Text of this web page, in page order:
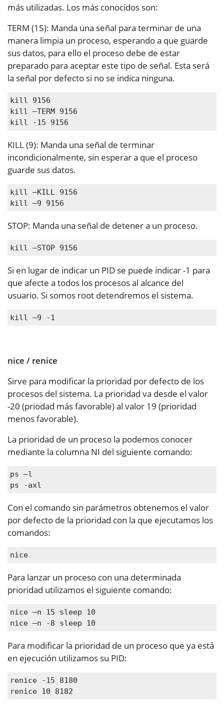
más utilizadas. Los más conocidos son:
TERM (15): Manda una señal para terminar de una
manera limpia un proceso, esperando a que guarde
sus datos, para ello el proceso debe de estar
preparado para aceptar este tipo de señal. Esta será
la señal por defecto si no se indica ninguna.
kill 9156
kill –TERM 9156
kill -15 9156
KILL (9): Manda una señal de terminar
incondicionalmente, sin esperar a que el proceso
guarde sus datos.
kill –KILL 9156
kill –9 9156
STOP: Manda una señal de detener a un proceso.
kill –STOP 9156
Si en lugar de indicar un PID se puede indicar -1 para
que afecte a todos los procesos al alcance del
usuario. Si somos root detendremos el sistema.
kill –9 -1
nice / renice
Sirve para modificar la prioridad por defecto de los
procesos del sistema. La prioridad va desde el valor
-20 (priodad más favorable) al valor 19 (prioridad
menos favorable).
La prioridad de un proceso la podemos conocer
mediante la columna NI del siguiente comando:
ps –l
ps -axl
Con el comando sin parámetros obtenemos el valor
por defecto de la prioridad con la que ejecutamos los
comandos:
nice
Para lanzar un proceso con una determinada
prioridad utilizamos el siguiente comando:
nice –n 15 sleep 10
nice –n -8 sleep 10
Para modificar la prioridad de un proceso que ya está
en ejecución utilizamos su PID:
renice -15 8180
renice 10 8182